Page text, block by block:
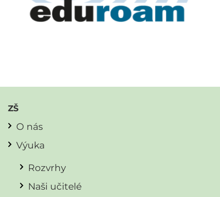
ZŠ
O nás
Výuka
Rozvrhy
Naši učitelé